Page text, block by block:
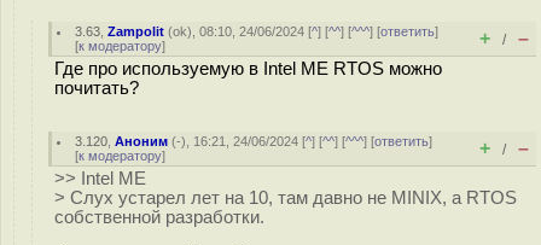
3.63 ,Zampolit (ok), 08:10, 24/06/2024 [^] [^^] [^^^] [ответить]
[к модератору] + / –
Где про используемую в Intel ME RTOS можно
почитать?
3.120 ,Аноним (-), 16:21, 24/06/2024 [^] [^^] [^^^] [ответить]
[к модератору] + / –
>> Intel ME
> Слух устарел лет на 10, там давно не MINIX, а RTOS
собственной разработки.